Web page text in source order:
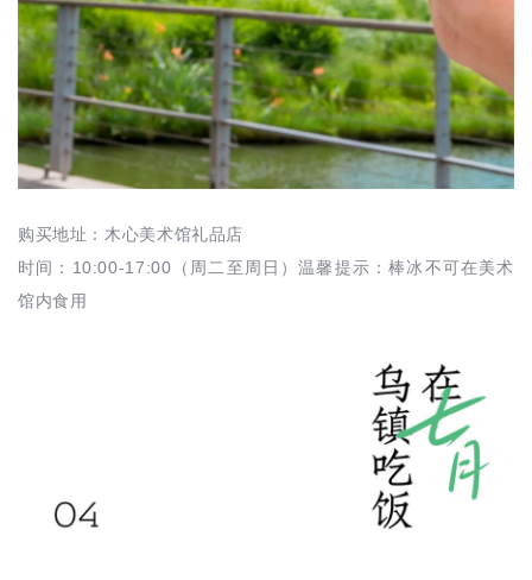
购买地址：木心美术馆礼品店
时间：10:00-17:00（周二至周日）温馨提示：棒冰不可在美术
馆内食用